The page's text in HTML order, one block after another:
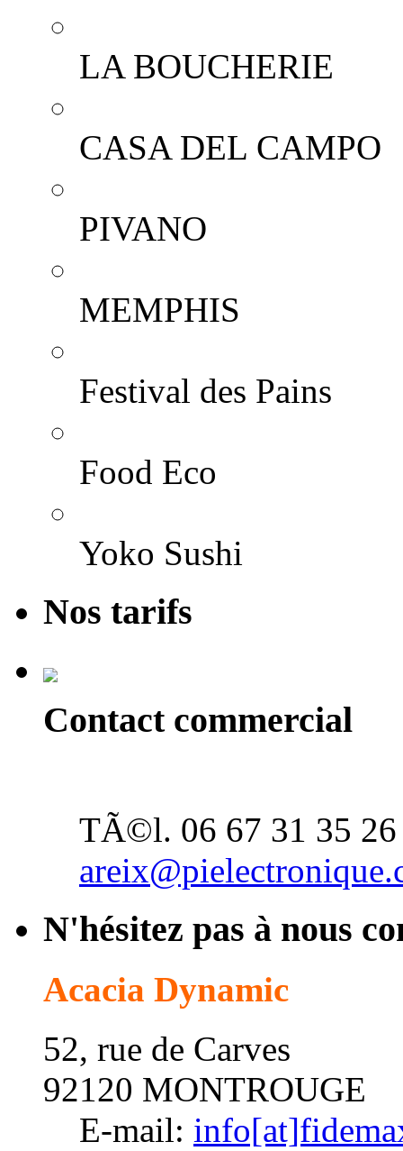
LA BOUCHERIE
CASA DEL CAMPO
PIVANO
MEMPHIS
Festival des Pains
Food Eco
Yoko Sushi
Nos tarifs
Contact commercial
TÃ©l. 06 67 31 35 26
N'hésitez pas à nous
Acacia Dynamic
52, rue de Carves
92120 MONTROUGE
E-mail: